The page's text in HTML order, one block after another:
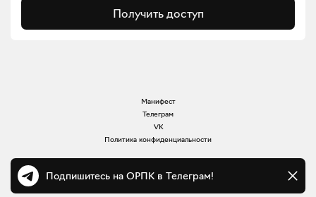
Получить доступ
Манифест
Телеграм
VK
Политика конфиденциальности
Подпишитесь на ОРПК в Телеграм!